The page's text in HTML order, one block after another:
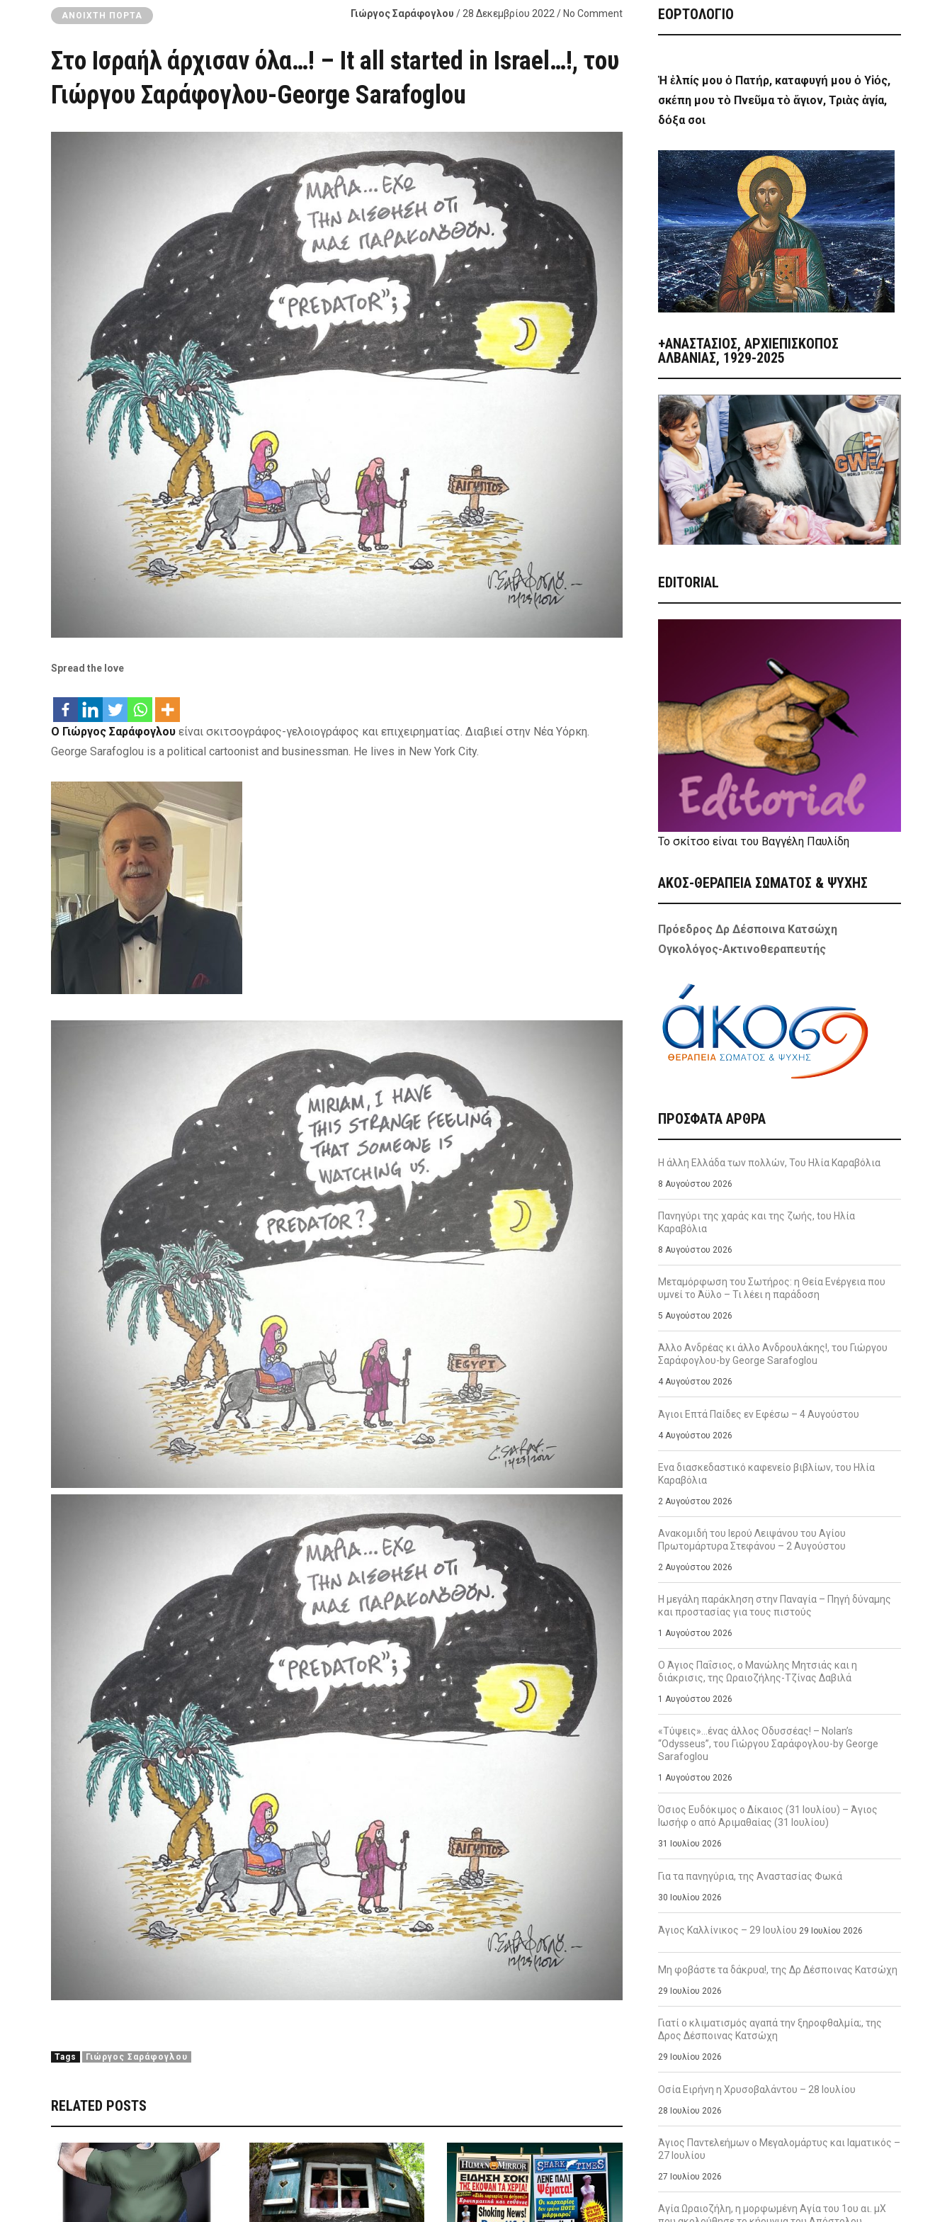
ΑΝΟΙΧΤΉ ΠΌΡΤΑ Γιώργος Σαράφογλου / 28 Δεκεμβρίου 2022 / No Comment
Στο Ισραήλ άρχισαν όλα…! – It all started in Israel…!, του
Γιώργου Σαράφογλου-George Sarafoglou
Spread the love
Ο Γιώργος Σαράφογλου είναι σκιτσογράφος-γελοιογράφος και επιχειρηματίας. Διαβιεί στην Νέα Υόρκη.
George Sarafoglou is a political cartoonist and businessman. He lives in New York City.
Tags Γιώργος Σαράφογλου
RELATED POSTS
ΕΟΡΤΟΛΟΓΙΟ
Ἡ ἐλπίς μου ὁ Πατήρ, καταφυγή μου ὁ Υἱός,
σκέπη μου τὸ Πνεῦμα τὸ ἅγιον, Τριὰς ἁγία,
δόξα σοι
+ΑΝΑΣΤΆΣΙΟΣ, ΑΡΧΙΕΠΊΣΚΟΠΟΣ
ΑΛΒΑΝΊΑΣ, 1929-2025
EDITORIAL
Το σκίτσο είναι του Βαγγέλη Παυλίδη
ΑΚΟΣ-ΘΕΡΑΠΕΙΑ ΣΩΜΑΤΟΣ & ΨΥΧΗΣ
Πρόεδρος Δρ Δέσποινα Κατσώχη
Ογκολόγος-Ακτινοθεραπευτής
ΠΡΌΣΦΑΤΑ ΆΡΘΡΑ
Η άλλη Ελλάδα των πολλών, Του Ηλία Καραβόλια
8 Αυγούστου 2026
Πανηγύρι της χαράς και της ζωής, tου Ηλία
Καραβόλια
8 Αυγούστου 2026
Μεταμόρφωση του Σωτήρος: η Θεία Ενέργεια που
υμνεί το Άϋλο – Τι λέει η παράδοση
5 Αυγούστου 2026
Άλλο Ανδρέας κι άλλο Ανδρουλάκης!, του Γιώργου
Σαράφογλου-by George Sarafoglou
4 Αυγούστου 2026
Άγιοι Επτά Παίδες εν Εφέσω – 4 Αυγούστου
4 Αυγούστου 2026
Ενα διασκεδαστικό καφενείο βιβλίων, του Ηλία
Καραβόλια
2 Αυγούστου 2026
Ανακομιδή του Ιερού Λειψάνου του Αγίου
Πρωτομάρτυρα Στεφάνου – 2 Αυγούστου
2 Αυγούστου 2026
Η μεγάλη παράκληση στην Παναγία – Πηγή δύναμης
και προστασίας για τους πιστούς
1 Αυγούστου 2026
Ο Άγιος Παΐσιος, ο Μανώλης Μητσιάς και η
διάκρισις, της Ωραιοζήλης-Τζίνας Δαβιλά
1 Αυγούστου 2026
«Τύψεις»…ένας άλλος Οδυσσέας! – Nolan’s
“Odysseus”, του Γιώργου Σαράφογλου-by George
Sarafoglou
1 Αυγούστου 2026
Όσιος Ευδόκιμος ο Δίκαιος (31 Ιουλίου) – Άγιος
Ιωσήφ ο από Αριμαθαίας (31 Ιουλίου)
31 Ιουλίου 2026
Για τα πανηγύρια, της Αναστασίας Φωκά
30 Ιουλίου 2026
Άγιος Καλλίνικος – 29 Ιουλίου 29 Ιουλίου 2026
Μη φοβάστε τα δάκρυα!, της Δρ Δέσποινας Κατσώχη
29 Ιουλίου 2026
Γιατί ο κλιματισμός αγαπά την ξηροφθαλμία;, της
Δρος Δέσποινας Κατσώχη
29 Ιουλίου 2026
Οσία Ειρήνη η Χρυσοβαλάντου – 28 Ιουλίου
28 Ιουλίου 2026
Άγιος Παντελεήμων ο Μεγαλομάρτυς και Ιαματικός –
27 Ιουλίου
27 Ιουλίου 2026
Αγία Ωραιοζήλη, η μορφωμένη Αγία του 1ου αι. μΧ